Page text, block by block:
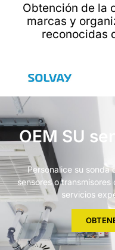
Obtención de la
marcas y
reconocidas
OEM SU
Personalice su sonda
sensores o
servicios